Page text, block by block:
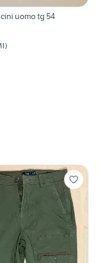
uomo tg 54
)